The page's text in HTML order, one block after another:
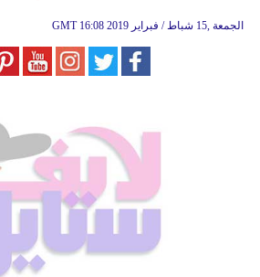
GMT 16:08 2019 الجمعة ,15 شباط / فبراير